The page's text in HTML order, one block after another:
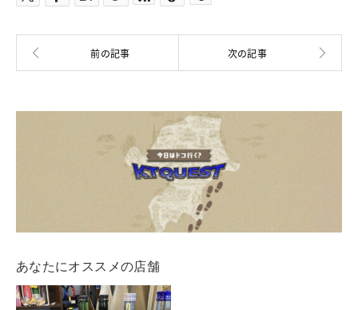
あなたにオススメの店舗